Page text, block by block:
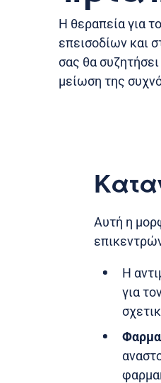
Η θεραπεία για
επεισοδίων και
σας θα
μείωση της
Αυτή η
Η
για